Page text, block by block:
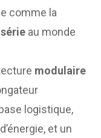
comme la
au monde
modulaire
logistique,
et un